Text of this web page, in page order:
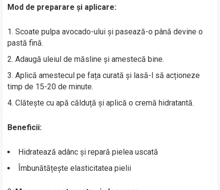
Mod de preparare și aplicare:
Scoate pulpa avocado-ului și pasează-o până devine o
pastă fină.
Adaugă uleiul de măsline și amestecă bine.
Aplică amestecul pe fața curată și lasă-l să acționeze
timp de 15-20 de minute.
Clătește cu apă călduță și aplică o cremă hidratantă.
Beneficii:
Hidratează adânc și repară pielea uscată
Îmbunătățește elasticitatea pielii